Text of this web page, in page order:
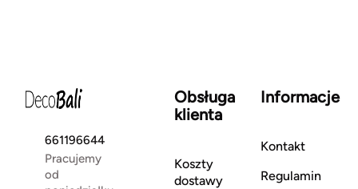
661196644
Pracujemy
od
Obsługa
klienta
Koszty
dostawy
Informacje
Kontakt
Regulamin